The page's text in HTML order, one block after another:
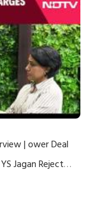
| ower Deal
Jagan Rejects